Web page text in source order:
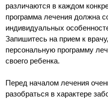
различаются в каждом
программа лечения должна
индивидуальных
Запишитесь на прием к
персональную программу
своего ребенка.
Перед началом лечения
разобраться в характере